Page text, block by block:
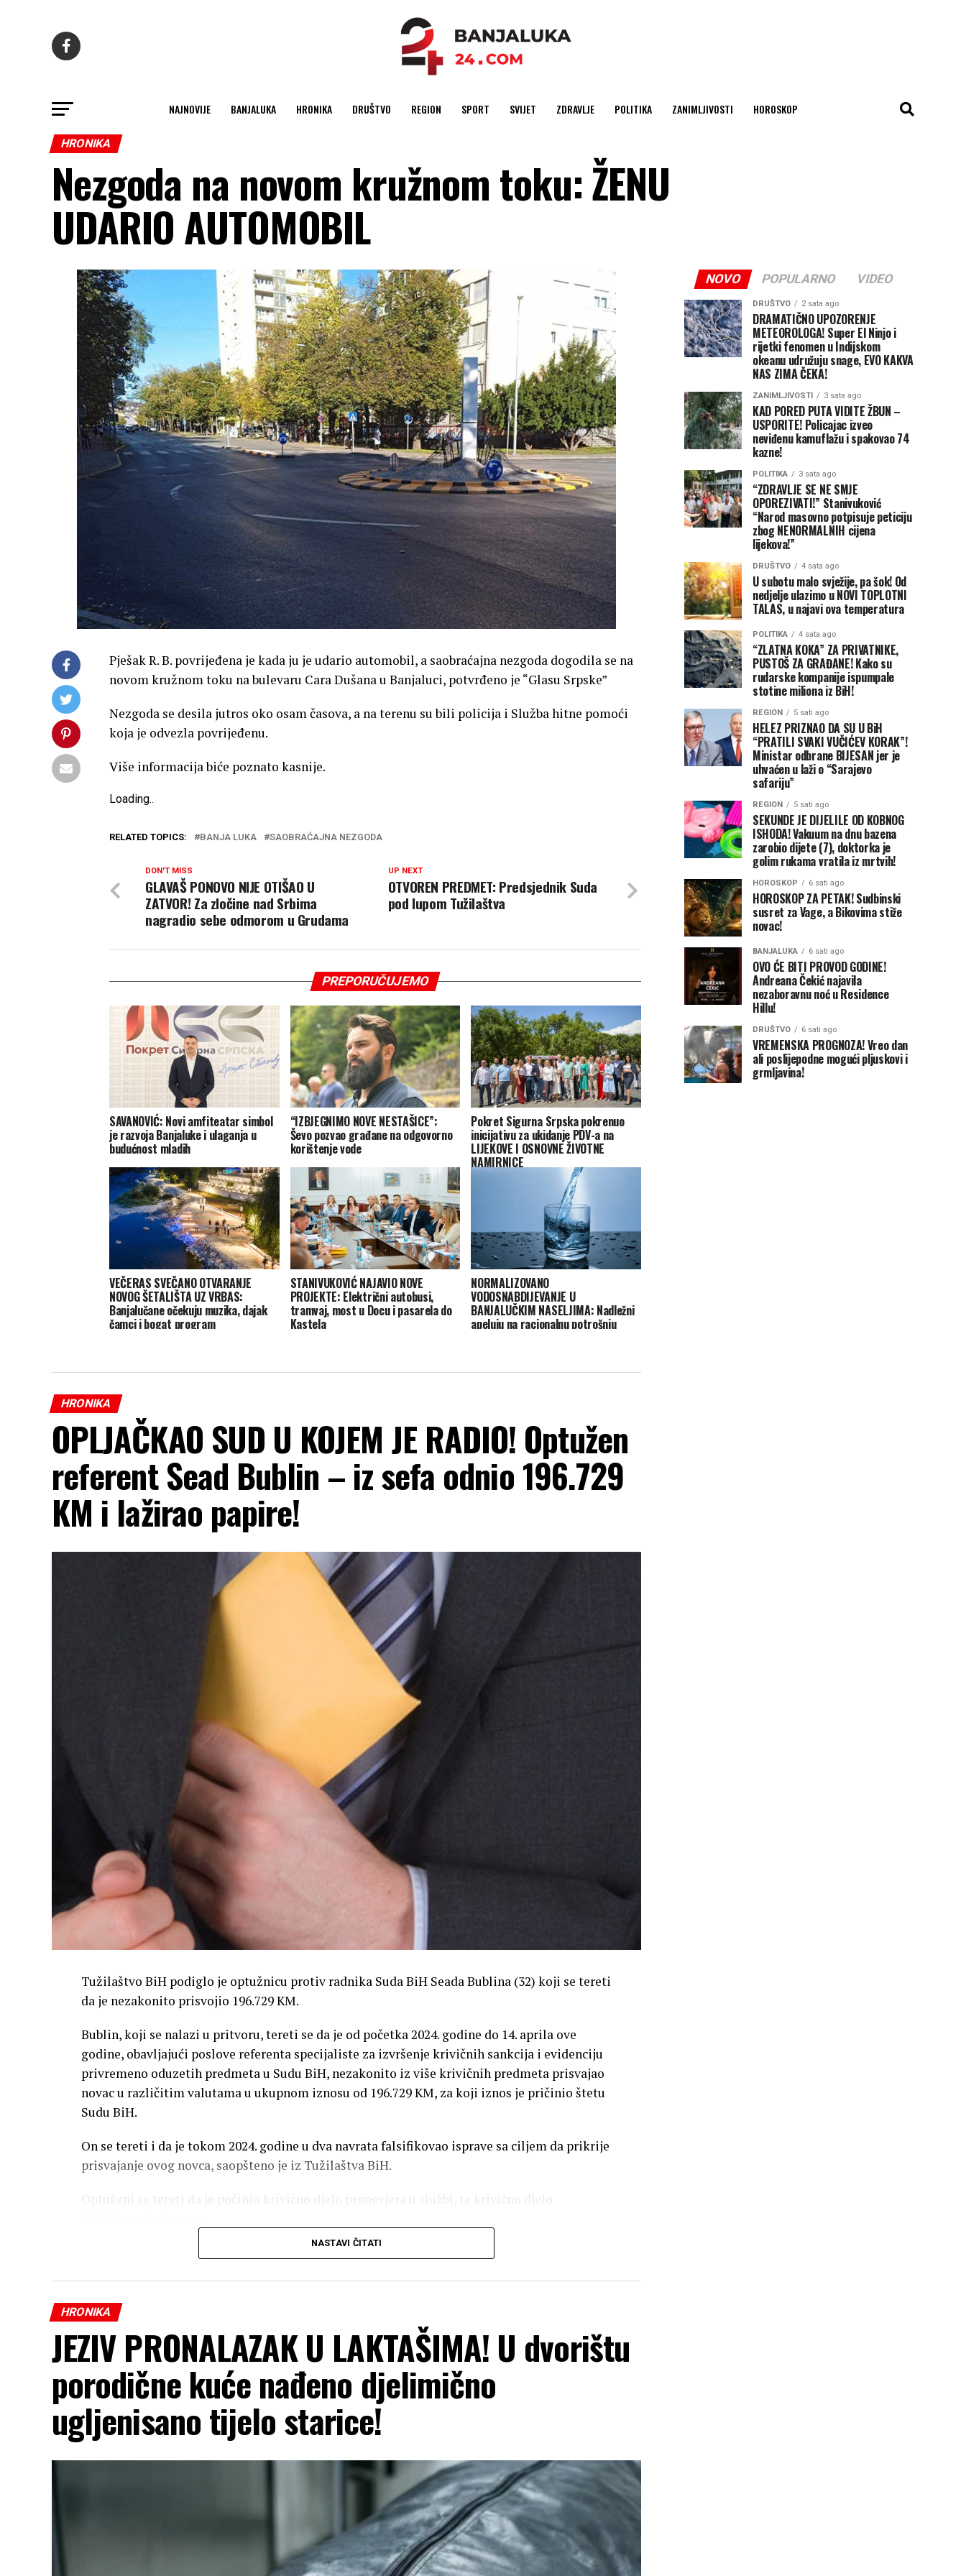
NAJNOVIJE BANJALUKA HRONIKA DRUŠTVO REGION SPORT SVIJET ZDRAVLJE POLITIKA ZANIMLJIVOSTI HOROSKOP
HRONIKA
Nezgoda na novom kružnom toku: ŽENU
UDARIO AUTOMOBIL
Pješak R. B. povrijeđena je kada ju je udario automobil, a saobraćajna nezgoda dogodila se na
novom kružnom toku na bulevaru Cara Dušana u Banjaluci, potvrđeno je “Glasu Srpske”
Nezgoda se desila jutros oko osam časova, a na terenu su bili policija i Služba hitne pomoći
koja je odvezla povrijeđenu.
Više informacija biće poznato kasnije.
Loading...
RELATED TOPICS: BANJA LUKA SAOBRAĆAJNA NEZGODA
UP NEXT
OTVOREN PREDMET: Predsjednik Suda
pod lupom Tužilaštva
DON'T MISS
GLAVAŠ PONOVO NIJE OTIŠAO U
ZATVOR! Za zločine nad Srbima
nagradio sebe odmorom u Grudama
PREPORUČUJEMO
SAVANOVIĆ: Novi amfiteatar simbol
je razvoja Banjaluke i ulaganja u
budućnost mladih
“IZBJEGNIMO NOVE NESTAŠICE”:
Ševo pozvao građane na odgovorno
korištenje vode
Pokret Sigurna Srpska pokrenuo
inicijativu za ukidanje PDV-a na
LIJEKOVE I OSNOVNE ŽIVOTNE
NAMIRNICE
VEČERAS SVEČANO OTVARANJE
NOVOG ŠETALIŠTA UZ VRBAS:
Banjalučane očekuju muzika, dajak
čamci i bogat program
STANIVUKOVIĆ NAJAVIO NOVE
PROJEKTE: Električni autobusi,
tramvaj, most u Docu i pasarela do
Kastela
NORMALIZOVANO
VODOSNABDIJEVANJE U
BANJALUČKIM NASELJIMA: Nadležni
apeluju na racionalnu potrošnju
HRONIKA
OPLJAČKAO SUD U KOJEM JE RADIO! Optužen
referent Sead Bublin – iz sefa odnio 196.729
KM i lažirao papire!
Tužilaštvo BiH podiglo je optužnicu protiv radnika Suda BiH Seada Bublina (32) koji se tereti
da je nezakonito prisvojio 196.729 KM.
Bublin, koji se nalazi u pritvoru, tereti se da je od početka 2024. godine do 14. aprila ove
godine, obavljajući poslove referenta specijaliste za izvršenje krivičnih sankcija i evidenciju
privremeno oduzetih predmeta u Sudu BiH, nezakonito iz više krivičnih predmeta prisvajao
novac u različitim valutama u ukupnom iznosu od 196.729 KM, za koji iznos je pričinio štetu
Sudu BiH.
On se tereti i da je tokom 2024. godine u dva navrata falsifikovao isprave sa ciljem da prikrije
prisvajanje ovog novca, saopšteno je iz Tužilaštva BiH.
NASTAVI ČITATI
HRONIKA
JEZIV PRONALAZAK U LAKTAŠIMA! U dvorištu
porodične kuće nađeno djelimično
ugljenisano tijelo starice!
NOVO POPULARNO VIDEO
DRUŠTVO 2 sata ago
DRAMATIČNO UPOZORENJE
METEOROLOGA! Super El Ninjo i
rijetki fenomen u Indijskom
okeanu udružuju snage, EVO KAKVA
NAS ZIMA ČEKA!
ZANIMLJIVOSTI 3 sata ago
KAD PORED PUTA VIDITE ŽBUN –
USPORITE! Policajac izveo
neviđenu kamuflažu i spakovao 74
kazne!
POLITIKA 3 sata ago
“ZDRAVLJE SE NE SMJE
OPOREZIVATI!” Stanivuković
“Narod masovno potpisuje peticiju
zbog NENORMALNIH cijena
lijekova!”
DRUŠTVO 4 sata ago
U subotu malo svježije, pa šok! Od
nedjelje ulazimo u NOVI TOPLOTNI
TALAS, u najavi ova temperatura
POLITIKA 4 sata ago
“ZLATNA KOKA” ZA PRIVATNIKE,
PUSTOŠ ZA GRAĐANE! Kako su
rudarske kompanije ispumpale
stotine miliona iz BiH!
REGION 5 sati ago
HELEZ PRIZNAO DA SU U BiH
“PRATILI SVAKI VUČIĆEV KORAK”!
Ministar odbrane BIJESAN jer je
uhvaćen u laži o “Sarajevo
safariju”
REGION 5 sati ago
SEKUNDE JE DIJELILE OD KOBNOG
ISHODA! Vakuum na dnu bazena
zarobio dijete (7), doktorka je
golim rukama vratila iz mrtvih!
HOROSKOP 6 sati ago
HOROSKOP ZA PETAK! Sudbinski
susret za Vage, a Bikovima stiže
novac!
BANJALUKA 6 sati ago
OVO ĆE BITI PROVOD GODINE!
Andreana Čekić najavila
nezaboravnu noć u Residence
Hillu!
DRUŠTVO 6 sati ago
VREMENSKA PROGNOZA! Vreo dan
ali poslijepodne mogući pljuskovi i
grmljavina!